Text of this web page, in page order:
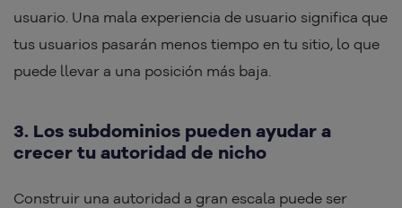
usuario. Una mala experiencia de usuario significa que
tus usuarios pasarán menos tiempo en tu sitio, lo que
puede llevar a una posición más baja.
3. Los subdominios pueden ayudar a
crecer tu autoridad de nicho
Construir una autoridad a gran escala puede ser